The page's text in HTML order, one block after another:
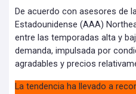
De acuerdo con asesores de
Estadounidense (AAA)
entre las temporadas alta y
demanda, impulsada por
agradables y precios
La tendencia ha llevado a